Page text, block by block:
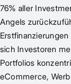
76% aller
Angels
Erstfinanzierungen
sich Investoren
Portfolios
eCommerce,